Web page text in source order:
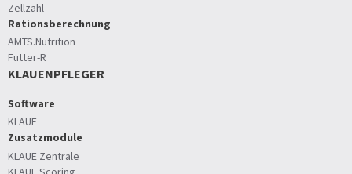
Zellzahl
Rationsberechnung
AMTS.Nutrition
Futter-R
KLAUENPFLEGER
Software
KLAUE
Zusatzmodule
KLAUE Zentrale